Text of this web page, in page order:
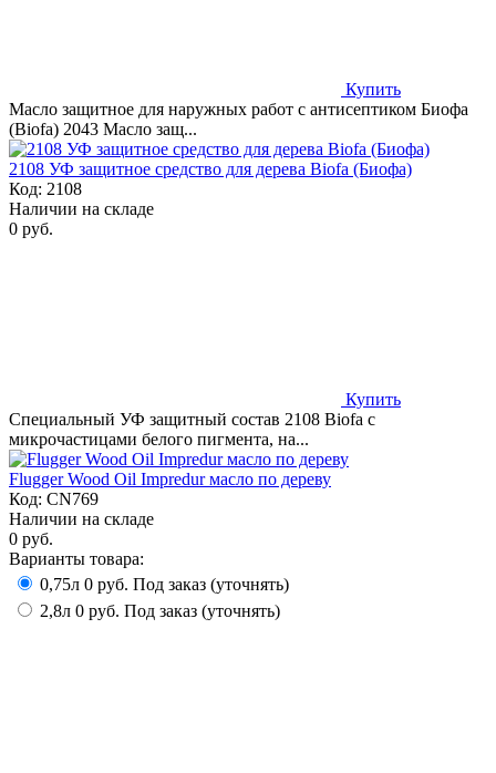
Купить
Масло защитное для наружных работ с антисептиком Биофа
(Biofa) 2043 Масло защ...
2108 УФ защитное средство для дерева Biofa (Биофа)
Код: 2108
Наличии на складе
0 руб.
Купить
Специальный УФ защитный состав 2108 Biofa с
микрочастицами белого пигмента, на...
Flugger Wood Oil Impredur масло по дереву
Код: CN769
Наличии на складе
0 руб.
Варианты товара:
0,75л 0 руб. Под заказ (уточнять)
2,8л 0 руб. Под заказ (уточнять)